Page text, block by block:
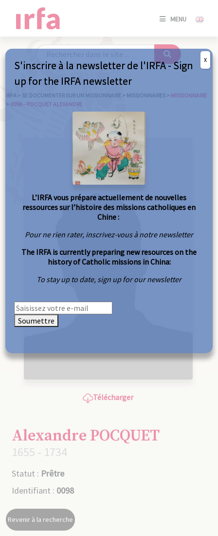
MENU
SE
/
IRFA > SE DOCUMENTER SUR UN MISSIONNAIRE > MISSIONNAIRES > MISSIONNAIRE
> 0098 – POCQUET ALEXANDRE
Télécharger
Alexandre POCQUET
1655 - 1734
Statut : Prêtre
Identifiant : 0098
Revenir à la recherche
S'inscrire à la newsletter de l'IRFA - Sign
up for the IRFA newsletter
L’IRFA vous prépare actuellement de nouvelles
ressources sur l’histoire des missions catholiques en
Chine :
Pour ne rien rater, inscrivez-vous à notre newsletter
The IRFA is currently preparing new resources on the
history of Catholic missions in China:
To stay up to date, sign up for our newsletter
Soumettre
X